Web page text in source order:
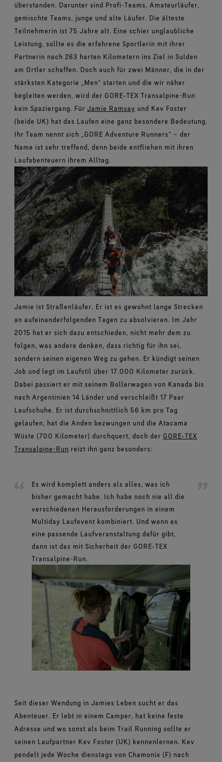
überstanden. Darunter sind Profi-Teams, Amateurläufer,
gemischte Teams, junge und alte Läufer. Die älteste
Teilnehmerin ist 75 Jahre alt. Eine schier unglaubliche
Leistung, sollte es die erfahrene Sportlerin mit ihrer
Partnerin nach 263 harten Kilometern ins Ziel in Sulden
am Ortler schaffen. Doch auch für zwei Männer, die in der
stärksten Kategorie „Men“ starten und die wir näher
begleiten werden, wird der GORE‑TEX Transalpine-Run
kein Spaziergang. Für Jamie Ramsay und Kev Foster
(beide UK) hat das Laufen eine ganz besondere Bedeutung.
Ihr Team nennt sich „GORE Adventure Runners“ – der
Name ist sehr treffend, denn beide entfliehen mit ihren
Laufabenteuern ihrem Alltag.
Jamie ist Straßenläufer. Er ist es gewohnt lange Strecken
an aufeinanderfolgenden Tagen zu absolvieren. Im Jahr
2015 hat er sich dazu entschieden, nicht mehr dem zu
folgen, was andere denken, dass richtig für ihn sei,
sondern seinen eigenen Weg zu gehen. Er kündigt seinen
Job und legt im Laufstil über 17.000 Kilometer zurück.
Dabei passiert er mit seinem Bollerwagen von Kanada bis
nach Argentinien 14 Länder und verschleißt 17 Paar
Laufschuhe. Er ist durchschnittlich 56 km pro Tag
gelaufen, hat die Anden bezwungen und die Atacama
Wüste (700 Kilometer) durchquert, doch der GORE‑TEX
Transalpine-Run reizt ihn ganz besonders:
Es wird komplett anders als alles, was ich
bisher gemacht habe. Ich habe noch nie all die
verschiedenen Herausforderungen in einem
Multiday Laufevent kombiniert. Und wenn es
eine passende Laufveranstaltung dafür gibt,
dann ist das mit Sicherheit der GORE‑TEX
Transalpine-Run.
Seit dieser Wendung in Jamies Leben sucht er das
Abenteuer. Er lebt in einem Camper, hat keine feste
Adresse und wo sonst als beim Trail Running sollte er
seinen Laufpartner Kev Foster (UK) kennenlernen. Kev
pendelt jede Woche dienstags von Chamonix (F) nach